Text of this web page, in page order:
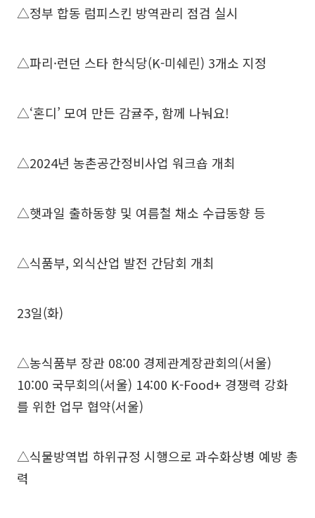
△정부 합동 럼피스킨 방역관리 점검 실시
△파리·런던 스타 한식당(K-미쉐린) 3개소 지정
△‘혼디’ 모여 만든 감귤주, 함께 나눠요!
△2024년 농촌공간정비사업 워크숍 개최
△햇과일 출하동향 및 여름철 채소 수급동향 등
△식품부, 외식산업 발전 간담회 개최
23일(화)
△농식품부 장관 08:00 경제관계장관회의(서울)
10:00 국무회의(서울) 14:00 K-Food+ 경쟁력 강화
를 위한 업무 협약(서울)
△식물방역법 하위규정 시행으로 과수화상병 예방 총
력